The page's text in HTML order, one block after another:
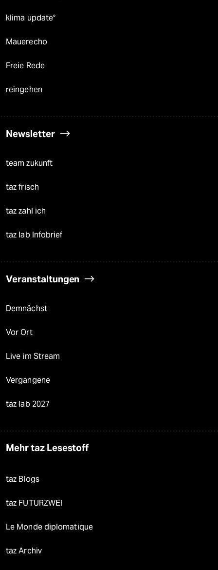
klima update°
Mauerecho
Freie Rede
reingehen
Newsletter
team zukunft
taz frisch
taz zahl ich
taz lab Infobrief
Veranstaltungen
Demnächst
Vor Ort
Live im Stream
Vergangene
taz lab 2027
Mehr taz Lesestoff
taz Blogs
taz FUTURZWEI
Le Monde diplomatique
taz Archiv